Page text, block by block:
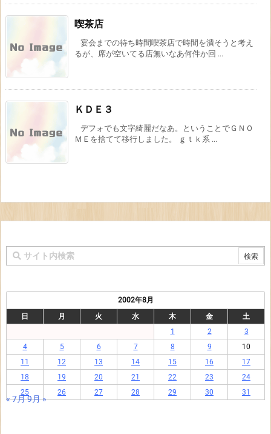
喫茶店
宴会までの待ち時間喫茶店で時間を潰そうと考え
るが、席が空いてる店無いなあ何件か回 ...
ＫＤＥ３
デフォでも文字綺麗だなあ。ということでＧＮＯ
ＭＥを捨てて移行しました。 ｇｔｋ系 ...
2002年8月
日
月 火 水 木 金
土
1
2
3
4
5 6 7 8 9
10
11
12 13 14 15 16
17
18
19 20 21 22 23
24
25
26 27 28 29 30 31
« 7月9月 »